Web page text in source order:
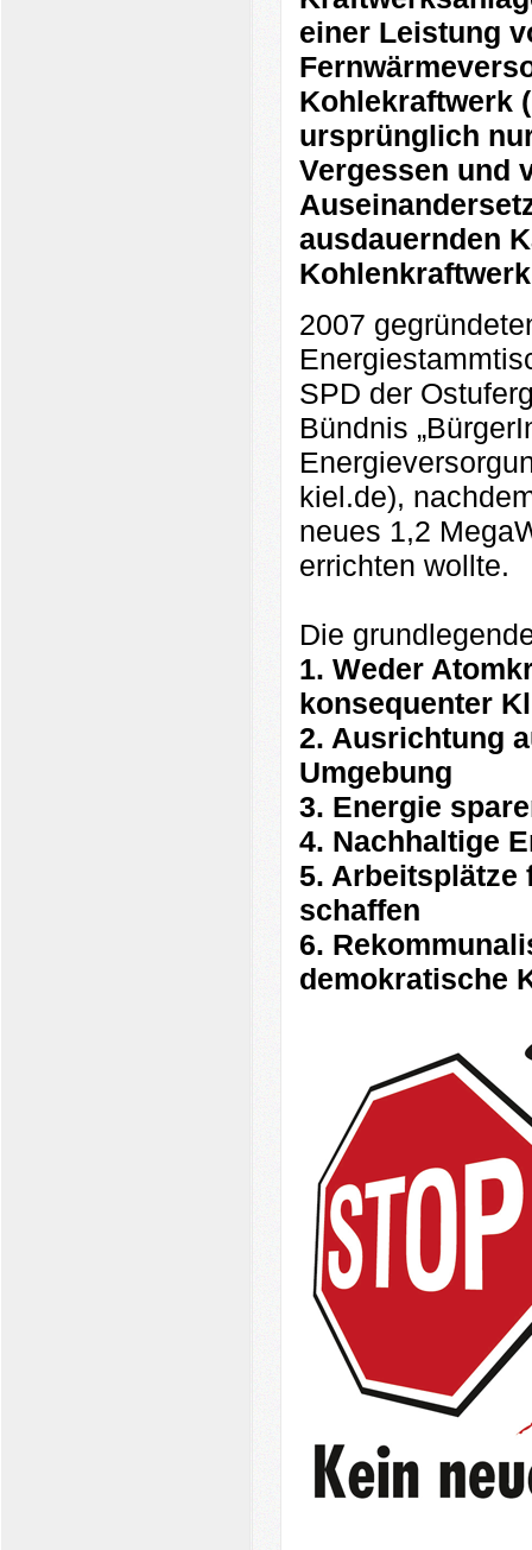
einer Leistung
Kohlekraftwerk
ursprünglich
Vergessen und
ausdauernden
2007
SPD der
Bündnis
kiel.de),
neues 1,2
errichten wollte.
Die
1. Weder
konsequenter
2. Ausrichtung
Umgebung
3. Energie
4. Nachhaltige
5. Arbeitsplätze
schaffen
6.
demokratische